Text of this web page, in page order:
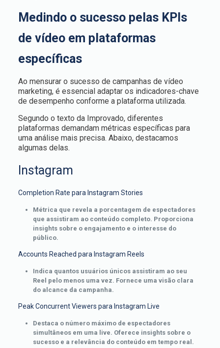
Medindo o sucesso pelas KPIs
de vídeo em plataformas
específicas
Ao mensurar o sucesso de campanhas de vídeo
marketing, é essencial adaptar os indicadores-chave
de desempenho conforme a plataforma utilizada.
Segundo o texto da Improvado, diferentes
plataformas demandam métricas específicas para
uma análise mais precisa. Abaixo, destacamos
algumas delas.
Instagram
Completion Rate para Instagram Stories
Métrica que revela a porcentagem de espectadores
que assistiram ao conteúdo completo. Proporciona
insights sobre o engajamento e o interesse do
público.
Accounts Reached para Instagram Reels
Indica quantos usuários únicos assistiram ao seu
Reel pelo menos uma vez. Fornece uma visão clara
do alcance da campanha.
Peak Concurrent Viewers para Instagram Live
Destaca o número máximo de espectadores
simultâneos em uma live. Oferece insights sobre o
sucesso e a relevância do conteúdo em tempo real.